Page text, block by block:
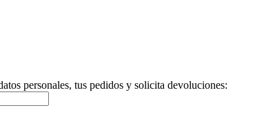
personales, tus pedidos y solicita devoluciones: